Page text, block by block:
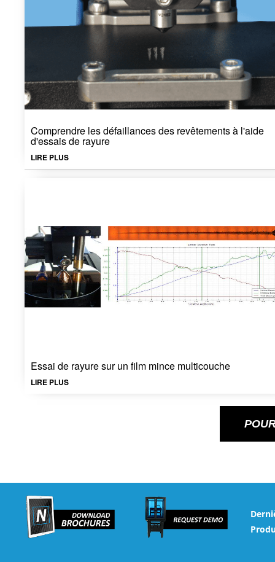
Comprendre les défaillances des revêtements à l'aide
d'essais de rayure
LIRE PLUS
Essai de rayure sur un film mince multicouche
LIRE PLUS